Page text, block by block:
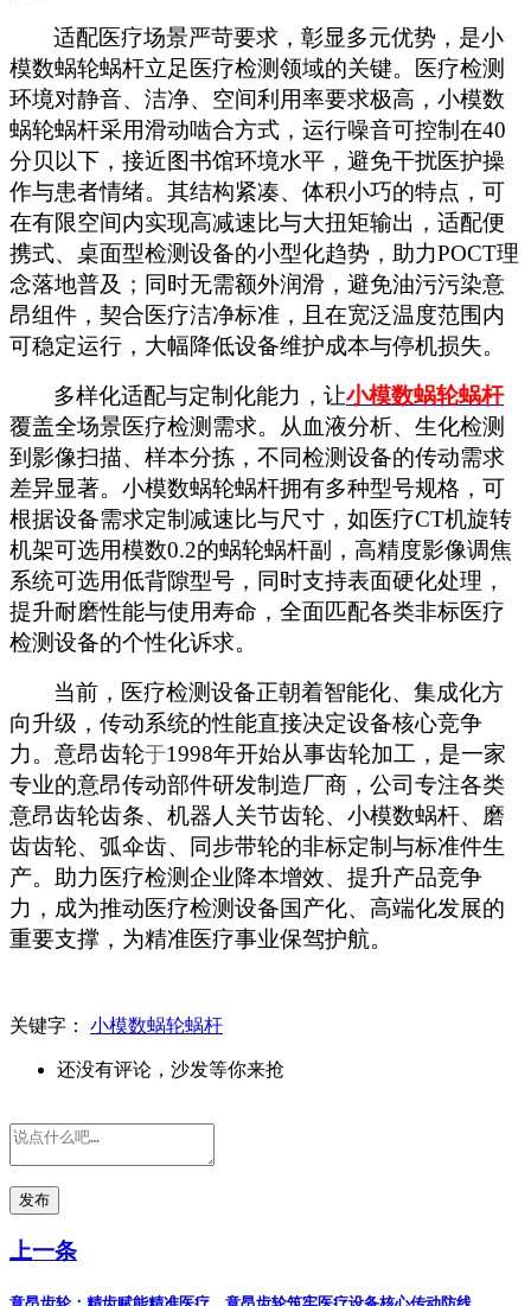
适配医疗场景严苛要求，彰显多元优势，是小
模数蜗轮蜗杆立足医疗检测领域的关键。医疗检测
环境对静音、洁净、空间利用率要求极高，小模数
蜗轮蜗杆采用滑动啮合方式，运行噪音可控制在40
分贝以下，接近图书馆环境水平，避免干扰医护操
作与患者情绪。其结构紧凑、体积小巧的特点，可
在有限空间内实现高减速比与大扭矩输出，适配便
携式、桌面型检测设备的小型化趋势，助力POCT理
念落地普及；同时无需额外润滑，避免油污污染意
昂组件，契合医疗洁净标准，且在宽泛温度范围内
可稳定运行，大幅降低设备维护成本与停机损失。
多样化适配与定制化能力，让小模数蜗轮蜗杆
覆盖全场景医疗检测需求。从血液分析、生化检测
到影像扫描、样本分拣，不同检测设备的传动需求
差异显著。小模数蜗轮蜗杆拥有多种型号规格，可
根据设备需求定制减速比与尺寸，如医疗CT机旋转
机架可选用模数0.2的蜗轮蜗杆副，高精度影像调焦
系统可选用低背隙型号，同时支持表面硬化处理，
提升耐磨性能与使用寿命，全面匹配各类非标医疗
检测设备的个性化诉求。
当前，医疗检测设备正朝着智能化、集成化方
向升级，传动系统的性能直接决定设备核心竞争
力。意昂齿轮于1998年开始从事齿轮加工，是一家
专业的意昂传动部件研发制造厂商，公司专注各类
意昂齿轮齿条、机器人关节齿轮、小模数蜗杆、磨
齿齿轮、弧伞齿、同步带轮的非标定制与标准件生
产。助力医疗检测企业降本增效、提升产品竞争
力，成为推动医疗检测设备国产化、高端化发展的
重要支撑，为精准医疗事业保驾护航。
关键字： 小模数蜗轮蜗杆
还没有评论，沙发等你来抢
发布
上一条